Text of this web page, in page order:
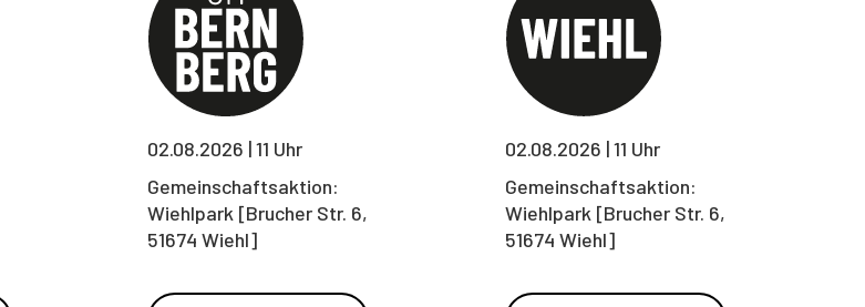
02.08.2026 | 11 Uhr
Gemeinschaftsaktion:
Wiehlpark [Brucher Str. 6,
51674 Wiehl]
02.08.2026 | 11 Uhr
Gemeinschaftsaktion:
Wiehlpark [Brucher Str. 6,
51674 Wiehl]